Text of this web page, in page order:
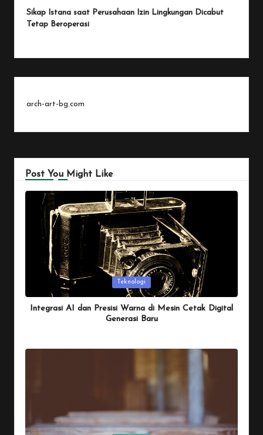
Sikap Istana saat Perusahaan Izin Lingkungan Dicabut
Tetap Beroperasi
arch-art-bg.com
Post You Might Like
Teknologi
Integrasi AI dan Presisi Warna di Mesin Cetak Digital
Generasi Baru